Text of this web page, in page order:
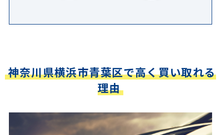
神奈川県横浜市青葉区で高く買い取れる
理由